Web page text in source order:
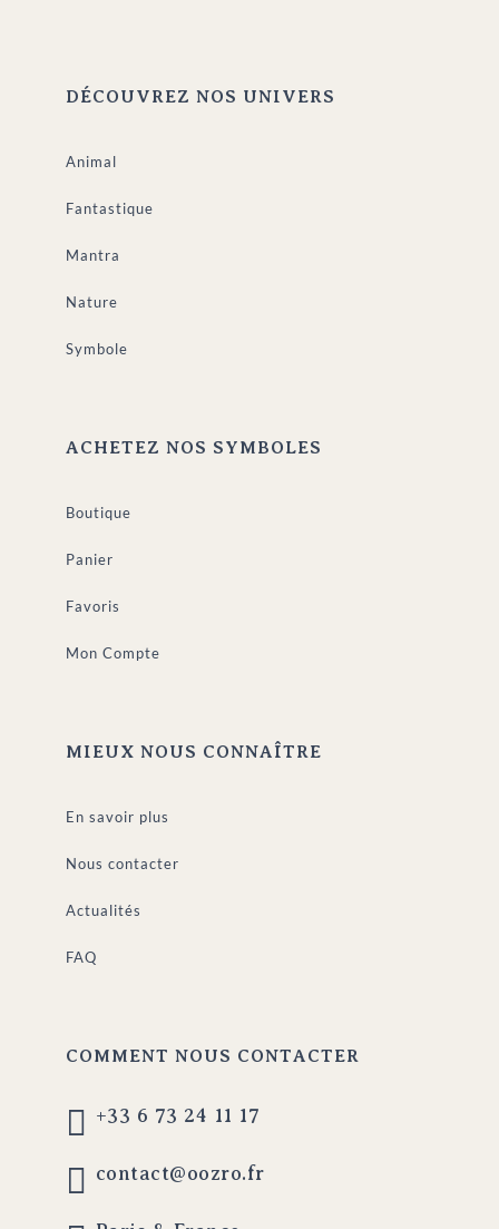
DÉCOUVREZ NOS UNIVERS
Animal
Fantastique
Mantra
Nature
Symbole
ACHETEZ NOS SYMBOLES
Boutique
Panier
Favoris
Mon Compte
MIEUX NOUS CONNAÎTRE
En savoir plus
Nous contacter
Actualités
FAQ
COMMENT NOUS CONTACTER
 +33 6 73 24 11 17
 contact@oozro.fr